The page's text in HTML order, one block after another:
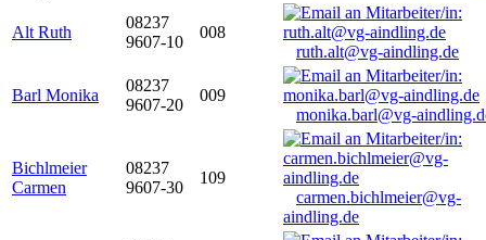
Alt Ruth
08237
9607-10
008
ruth.alt@vg-aindling.de
Barl Monika
08237
9607-20
009
monika.barl@vg-
Bichlmeier
Carmen
08237
9607-30
109
carmen.bichlmeier@vg-
aindling.de